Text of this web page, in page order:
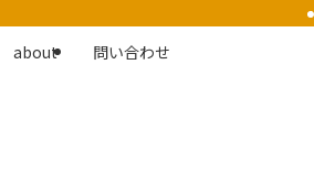
about 問い合わせ